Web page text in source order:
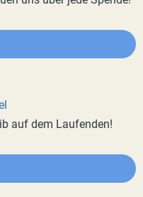
auf dem Laufenden!